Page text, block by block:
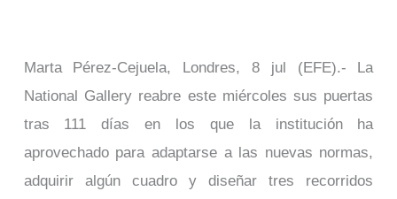
Marta Pérez-Cejuela, Londres, 8 jul (EFE).- La
National Gallery reabre este miércoles sus puertas
tras 111 días en los que la institución ha
aprovechado para adaptarse a las nuevas normas,
adquirir algún cuadro y diseñar tres recorridos